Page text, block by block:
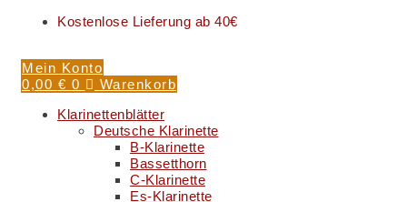
Kostenlose Lieferung ab 40€
Mein Konto
0,00 € 0
Warenkorb
Klarinettenblätter
Deutsche Klarinette
B-Klarinette
Bassetthorn
C-Klarinette
Es-Klarinette